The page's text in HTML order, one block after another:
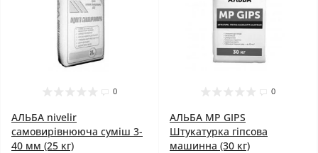
0
АЛЬБА nivelir
самовирівнююча суміш 3-
40 мм (25 кг)
0
АЛЬБА MP GIPS
Штукатурка гіпсова
машинна (30 кг)